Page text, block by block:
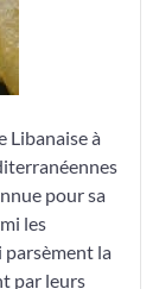
Libanaise à
pour sa
les
la
par leurs